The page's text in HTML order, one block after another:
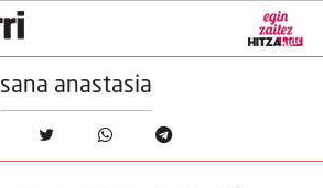
sana anastasia